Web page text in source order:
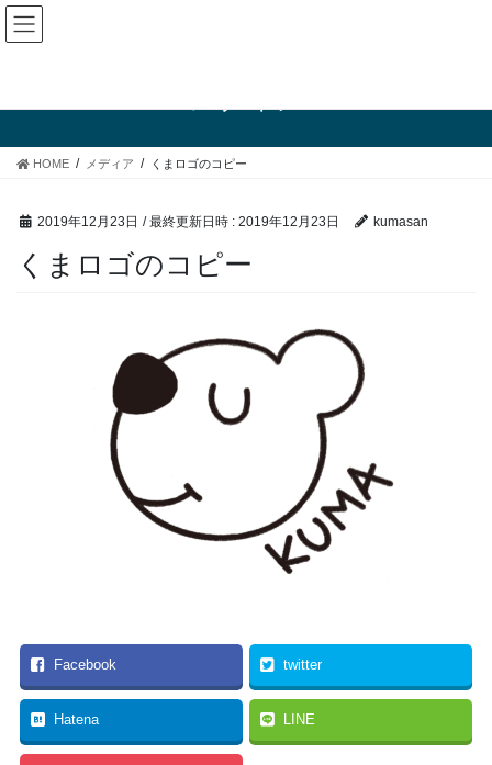
コ
ン
ス
ナ
ビ
ン
HOME メディア くまロゴのコピー
2019年12月23日 / 最終更新日時 : 2019年12月23日 kumasan
くまロゴのコピー
Facebook twitter
Hatena LINE